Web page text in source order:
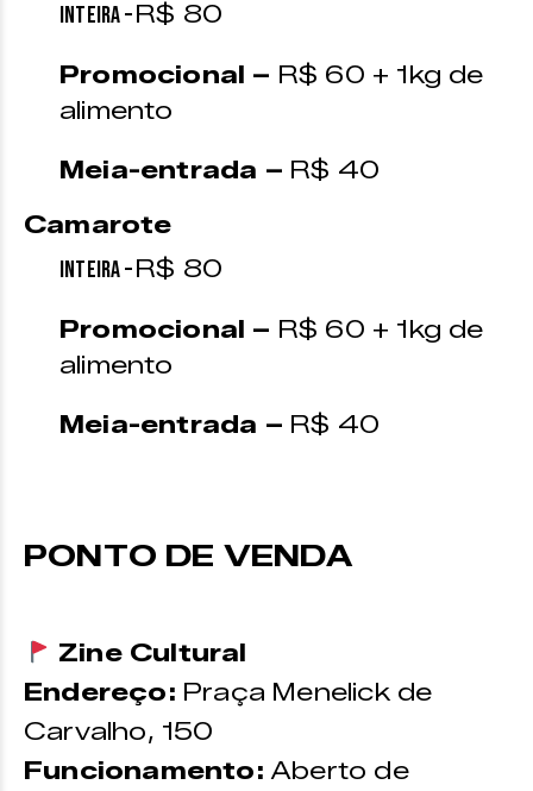
Inteira –R$ 80
Promocional – R$ 60 + 1kg de
alimento
Meia-entrada – R$ 40
Camarote
Inteira –R$ 80
Promocional – R$ 60 + 1kg de
alimento
Meia-entrada – R$ 40
PONTO DE VENDA
Zine Cultural
Endereço: Praça Menelick de
Carvalho, 150
Funcionamento:Aberto de